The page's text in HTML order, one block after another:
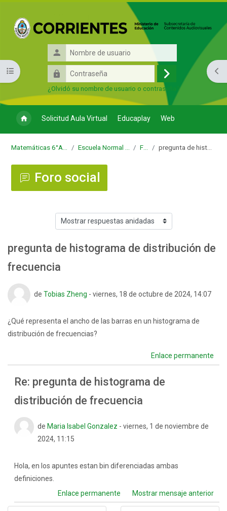
Nombre
de
usuario
Contraseña
Acceder
¿Olvidó su nombre de usuario o contraseña?
Solicitud Aula Virtual Educaplay Web
Abrir índice del curso
Foro social pregunta de histograma de distribución de frecuencia
Foro social
Mostrar modo
pregunta de histograma de distribución de
frecuencia
¿Qué representa el ancho de las barras en un histograma de
distribución de frecuencias?
Enlace permanente
de Tobias Zheng - viernes, 18 de octubre de 2024, 14:07
Número de respuestas: 1
Re: pregunta de histograma de
distribución de frecuencia
Hola, en los apuntes estan bin diferenciadas ambas
definiciones.
Enlace permanente
Mostrar mensaje anterior
En respuesta a Tobias Zheng
de Maria Isabel Gonzalez - viernes, 1 de noviembre de
2024, 11:15